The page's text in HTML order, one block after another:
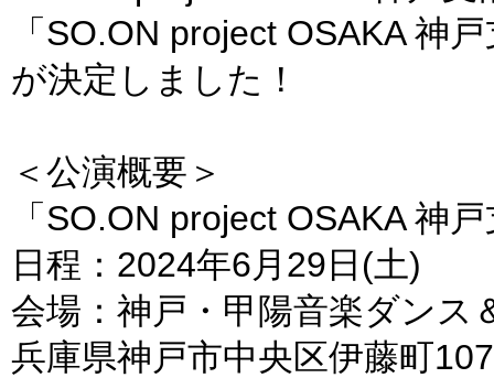
「SO.ON project OSAKA 神
が決定しました！
＜公演概要＞
「SO.ON project OSAKA 神
日程：2024年6月29日(土)
会場：神戸・甲陽音楽ダンス
兵庫県神戸市中央区伊藤町